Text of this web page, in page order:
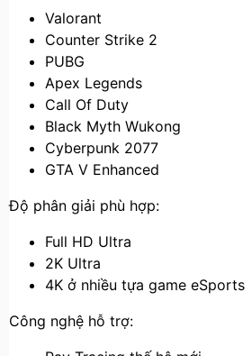
Valorant
Counter Strike 2
PUBG
Apex Legends
Call Of Duty
Black Myth Wukong
Cyberpunk 2077
GTA V Enhanced
Độ phân giải phù hợp:
Full HD Ultra
2K Ultra
4K ở nhiều tựa game eSports
Công nghệ hỗ trợ: